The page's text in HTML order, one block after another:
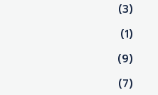
(3)
(1)
(9)
(7)